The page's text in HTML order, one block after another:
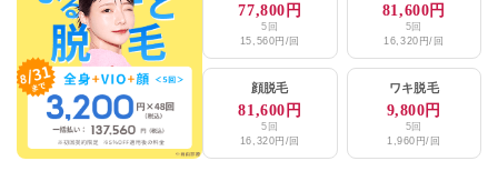
77,800円
5回
15,560円/回
81,600円
5回
16,320円/回
顔脱毛
81,600円
5回
16,320円/回
ワキ脱毛
9,800円
5回
1,960円/回